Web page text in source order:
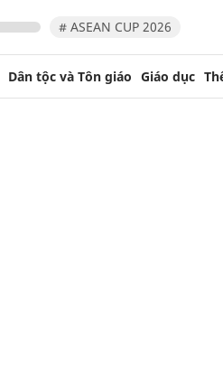
# ASEAN CUP 2026
Dân tộc và Tôn giáo Giáo dục